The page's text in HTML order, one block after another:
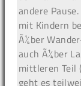
andere
mit Kindern
Ã¼ber
auch Ã¼ber
mittleren Teil
geht es